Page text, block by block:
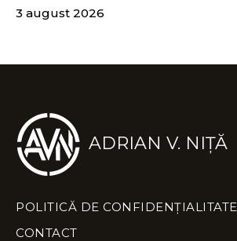
3 august 2026
ADRIAN V. NIȚĂ
POLITICĂ DE CONFIDENȚIALITATE
CONTACT